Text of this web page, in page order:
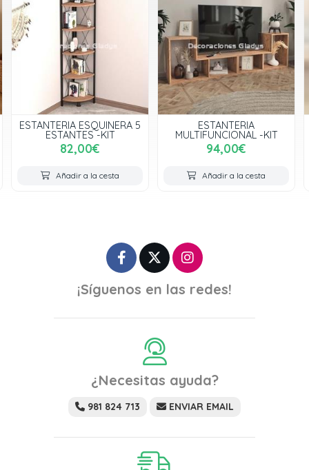
ESTANTERIA ESQUINERA 5
ESTANTES -KIT
82,00€
Añadir a la cesta
ESTANTERIA
MULTIFUNCIONAL -KIT
94,00€
Añadir a la cesta
¡Síguenos en las redes!
¿Necesitas ayuda?
981 824 713 ENVIAR EMAIL